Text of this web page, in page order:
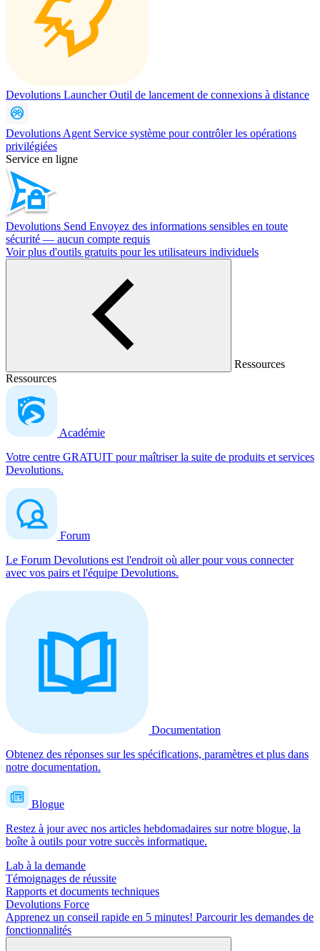
Devolutions LauncherOutil de lancement de connexions à distance
Devolutions Agent Service système pour contrôler les opérations
privilégiées
Service en ligne
Devolutions Send Envoyez des informations sensibles en toute
sécurité — aucun compte requis
Voir plus d'outils gratuits pour les utilisateurs individuels
Ressources
Ressources
Académie
Votre centre GRATUIT pour maîtriser la suite de produits et services
Devolutions.
Forum
Le Forum Devolutions est l'endroit où aller pour vous connecter
avec vos pairs et l'équipe Devolutions.
Documentation
Obtenez des réponses sur les spécifications, paramètres et plus dans
notre documentation.
Blogue
Restez à jour avec nos articles hebdomadaires sur notre blogue, la
boîte à outils pour votre succès informatique.
Lab à la demande
Témoignages de réussite
Rapports et documents techniques
Devolutions Force
Apprenez un conseil rapide en 5 minutes! Parcourir les demandes de
fonctionnalités